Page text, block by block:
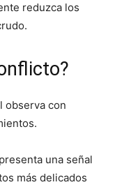
reduzca los
observa con
una señal
más delicados